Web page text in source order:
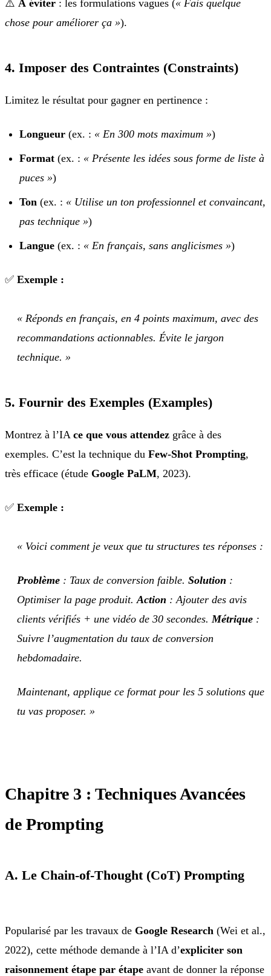
⚠️ À éviter : les formulations vagues (« Fais quelque
chose pour améliorer ça »).
4. Imposer des Contraintes (Constraints)
Limitez le résultat pour gagner en pertinence :
Longueur (ex. : « En 300 mots maximum »)
Format (ex. : « Présente les idées sous forme de liste à
puces »)
Ton (ex. : « Utilise un ton professionnel et convaincant,
pas technique »)
Langue (ex. : « En français, sans anglicismes »)
✅ Exemple :
« Réponds en français, en 4 points maximum, avec des
recommandations actionnables. Évite le jargon
technique. »
5. Fournir des Exemples (Examples)
Montrez à l’IA ce que vous attendez grâce à des
exemples. C’est la technique du Few-Shot Prompting,
très efficace (étude Google PaLM, 2023).
✅ Exemple :
« Voici comment je veux que tu structures tes réponses :
Problème : Taux de conversion faible. Solution :
Optimiser la page produit. Action : Ajouter des avis
clients vérifiés + une vidéo de 30 secondes. Métrique :
Suivre l’augmentation du taux de conversion
hebdomadaire.
Maintenant, applique ce format pour les 5 solutions que
tu vas proposer. »
Chapitre 3 : Techniques Avancées
de Prompting
A. Le Chain-of-Thought (CoT) Prompting
Popularisé par les travaux de Google Research (Wei et al.,
2022), cette méthode demande à l’IA d’expliciter son
raisonnement étape par étape avant de donner la réponse